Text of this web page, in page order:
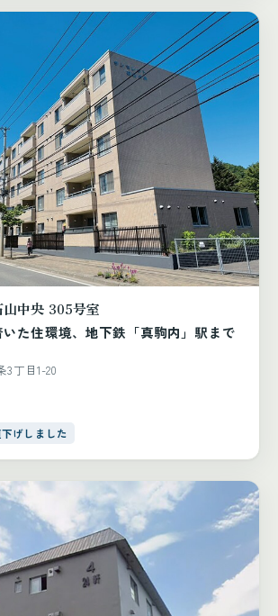
中央 305号室
た住環境、地下鉄「真駒内」駅まで
3丁目1-20
げしました